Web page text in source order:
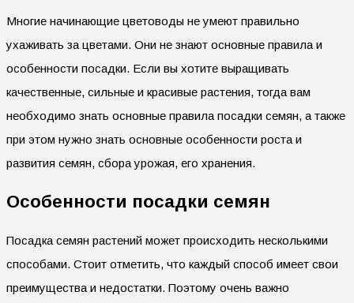
Многие начинающие цветоводы не умеют правильно
ухаживать за цветами. Они не знают основные правила и
особенности посадки. Если вы хотите выращивать
качественные, сильные и красивые растения, тогда вам
необходимо знать основные правила посадки семян, а также
при этом нужно знать основные особенности роста и
развития семян, сбора урожая, его хранения.
Особенности посадки семян
Посадка семян растений может происходить несколькими
способами. Стоит отметить, что каждый способ имеет свои
преимущества и недостатки. Поэтому очень важно